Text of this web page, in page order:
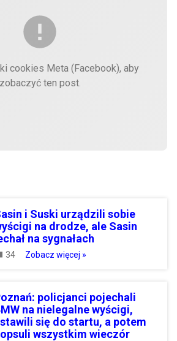
cookies Meta (Facebook), aby
zobaczyć ten post.
i Suski urządzili sobie
na drodze, ale Sasin
na sygnałach
34 Zobacz więcej »
policjanci pojechali
na nielegalne wyścigi,
się do startu, a potem
wszystkim wieczór